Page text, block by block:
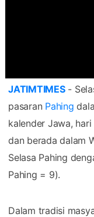
JATIMTIMES-
pasaran Pahing
kalender Jawa,
dan berada dalam
Selasa Pahing
Pahing = 9).
Dalam tradisi